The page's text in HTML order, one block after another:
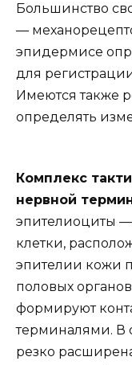
Большинство
—
эпидермисе
для
Имеются также
определять
Комплекс
нервной
эпителиоциты
клетки,
эпителии кожи
половых
формируют
терминалями. В
резко